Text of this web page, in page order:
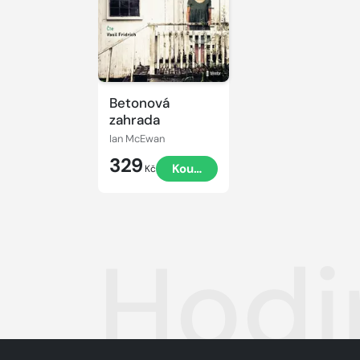
Betonová
zahrada
Ian McEwan
329 Kč Koupit